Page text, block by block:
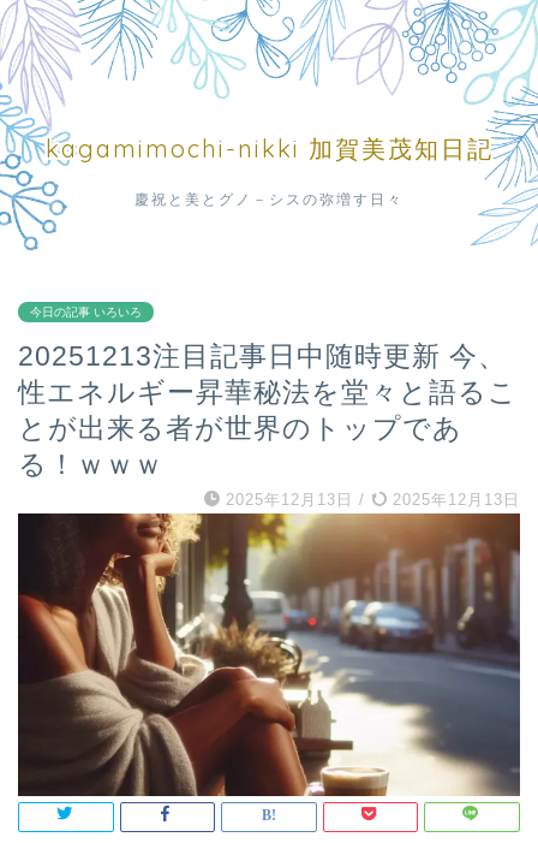
kagamimochi-nikki 加賀美茂知日記
慶祝と美とグノ－シスの弥増す日々
今日の記事 いろいろ
20251213注目記事日中随時更新 今、
性エネルギー昇華秘法を堂々と語るこ
とが出来る者が世界のトップであ
る！ｗｗｗ
2025年12月13日 / 2025年12月13日